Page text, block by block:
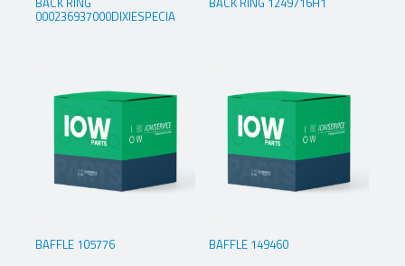
000236937000DIXIESPECIA
BAFFLE 105776 BAFFLE 149460